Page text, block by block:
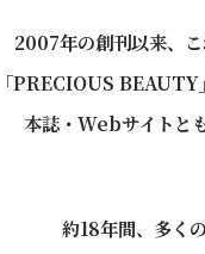
2007年の創刊以来、
「PRECIOUS BEAUTY
本誌・Webサイトと
約18年間、多く